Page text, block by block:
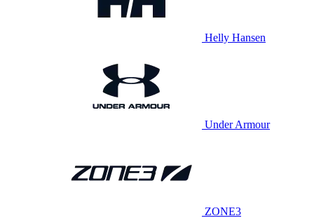
Helly Hansen
Under Armour
ZONE3